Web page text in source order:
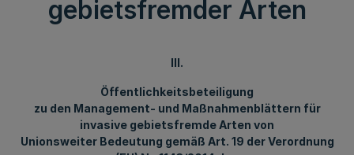
gebietsfremder Arten
III.
Öffentlichkeitsbeteiligung
zu den Management- und Maßnahmenblättern für
invasive gebietsfremde Arten von
Unionsweiter Bedeutung gemäß Art. 19 der Verordnung